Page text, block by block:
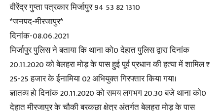
वीरेंद्र गुप्ता पत्रकार मिर्जापुर 94 53 82 1310
*जनपद-मीरजापुर*
दिनांक-08.06.2021
मिर्जापुर पुलिस ने बताया कि थाना को0 देहात पुलिस द्वारा दिनांक
20.11.2020 को बेलहरा मोड़ के पास हुई पूर्व प्रधान की हत्या में शामिल ₹
25-25 हजार के ईनामिया 02 अभियुक्त गिरफ्तार किया गया।
ज्ञातव्य हो दिनांक 20.11.2020 को समय लगभग 20.30 बजे थाना को0
देहात मीरजापुर के चौकी बरकछा क्षेत्र अंतर्गत बेलहरा मोड़ के पास